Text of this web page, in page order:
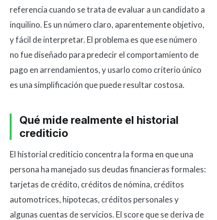
referencia cuando se trata de evaluar a un candidato a
inquilino. Es un número claro, aparentemente objetivo,
y fácil de interpretar. El problema es que ese número
no fue diseñado para predecir el comportamiento de
pago en arrendamientos, y usarlo como criterio único
es una simplificación que puede resultar costosa.
Qué mide realmente el historial
crediticio
El historial crediticio concentra la forma en que una
persona ha manejado sus deudas financieras formales:
tarjetas de crédito, créditos de nómina, créditos
automotrices, hipotecas, créditos personales y
algunas cuentas de servicios. El score que se deriva de